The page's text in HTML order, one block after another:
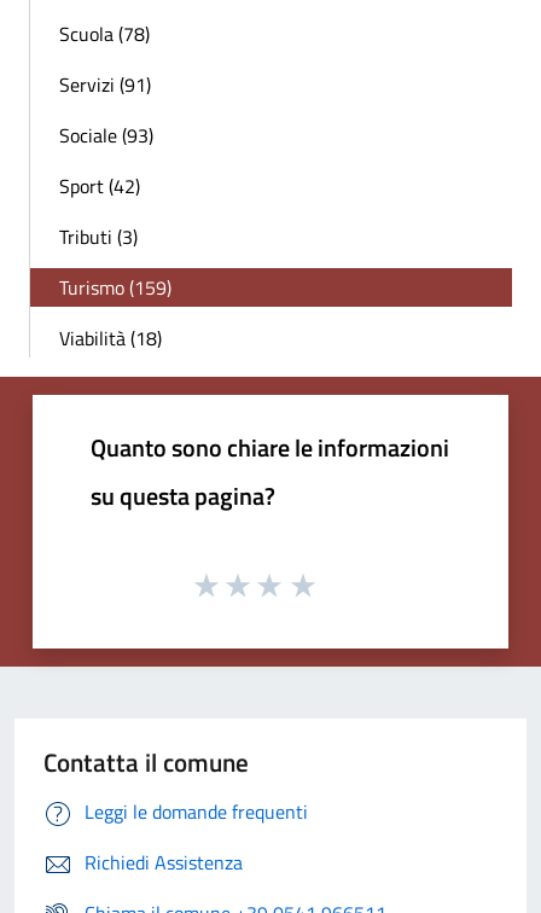
Scuola (78)
Servizi (91)
Sociale (93)
Sport (42)
Tributi (3)
Turismo (159)
Viabilità (18)
Quanto sono chiare le informazioni
su questa pagina?
Contatta il comune
Leggi le domande frequenti
Richiedi Assistenza